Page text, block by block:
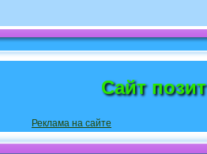
Сайт
Реклама на сайте